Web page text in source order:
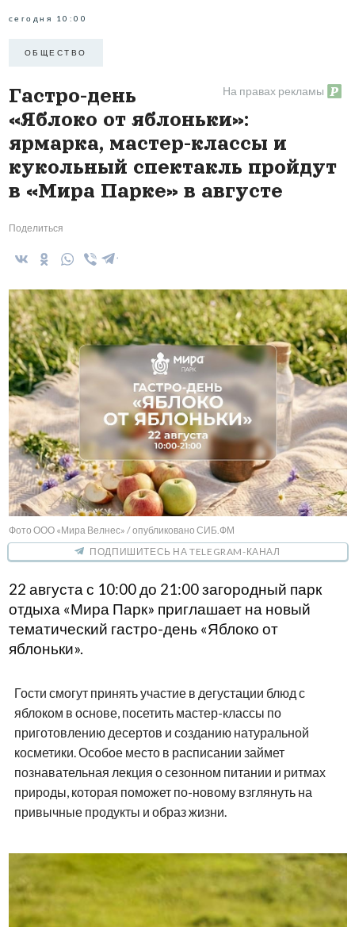
сегодня 10:00
ОБЩЕСТВО
На правах рекламы
Гастро-день
«Яблоко от яблоньки»:
ярмарка, мастер-классы и
кукольный спектакль пройдут
в «Мира Парке» в августе
Поделиться
Фото ООО «Мира Велнес» / опубликовано СИБ.ФМ
ПОДПИШИТЕСЬ НА TELEGRAM-КАНАЛ
22 августа с 10:00 до 21:00 загородный парк
отдыха «Мира Парк» приглашает на новый
тематический гастро-день «Яблоко от
яблоньки».
Гости смогут принять участие в дегустации блюд с
яблоком в основе, посетить мастер-классы по
приготовлению десертов и созданию натуральной
косметики. Особое место в расписании займет
познавательная лекция о сезонном питании и ритмах
природы, которая поможет по-новому взглянуть на
привычные продукты и образ жизни.